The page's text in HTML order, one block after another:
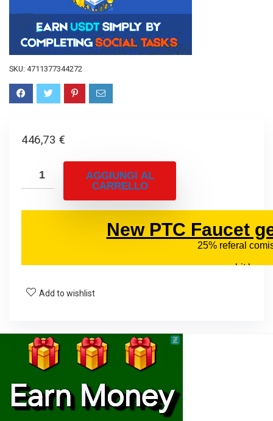
SKU: 4711377344272
446,73 €
AGGIUNGI AL
CARRELLO
Add to wishlist